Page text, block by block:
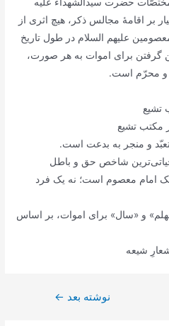
بر اقامۀ مجالس ذکر، هیچ اثری از
علیهم السلام در طول تاریخ
گرفتن براى اموات به هر صورت،
و محرّم است.
تشیع
مکتب تشیع
تعبّد و منجر به بدعت است.
حیاتی‌ترین شاخص حق و باطل
امام معصوم است؛ نه یک فرد
و «سال» برای اموات، بر اساس
شیعه
نوشته بعد ←